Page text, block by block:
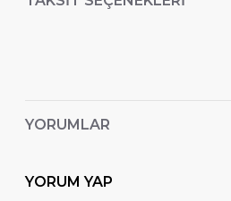
YORUMLAR
YORUM YAP